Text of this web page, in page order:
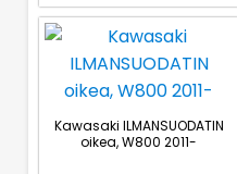
Kawasaki ILMANSUODATIN
oikea, W800 2011-